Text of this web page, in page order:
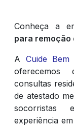
Conheça a
para remoção
A Cuide Bem
oferecemos
consultas
de atestado
socorristas
experiência